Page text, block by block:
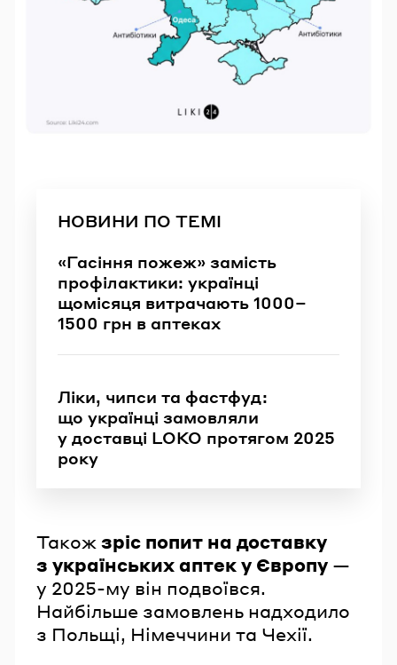
НОВИНИ ПО ТЕМІ
«Гасіння пожеж» замість
профілактики: українці
щомісяця витрачають 1000–
1500 грн в аптеках
Ліки, чипси та фастфуд:
що українці замовляли
у доставці LOKO протягом 2025
року
Такожзріс попит на доставку
з українських аптек у Європу —
у 2025-му він подвоївся.
Найбільше замовлень надходило
з Польщі, Німеччини та Чехії.